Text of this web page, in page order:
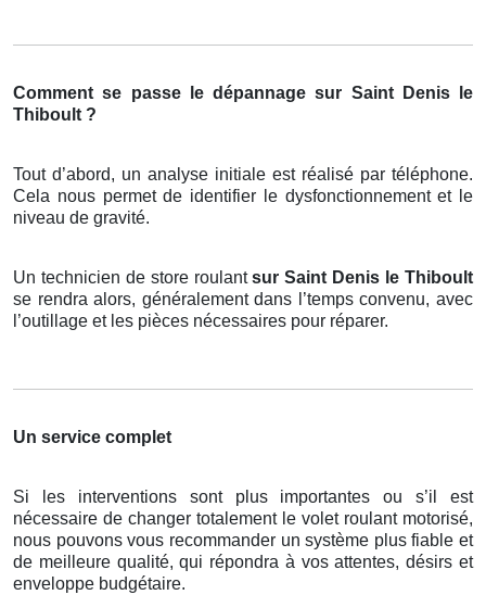
Comment se passe le dépannage sur Saint Denis le
Thiboult ?
Tout d’abord, un analyse initiale est réalisé par téléphone.
Cela nous permet de identifier le dysfonctionnement et le
niveau de gravité.
Un technicien de store roulantsur Saint Denis le Thiboult
se rendra alors, généralement dans l’temps convenu, avec
l’outillage et les pièces nécessaires pour réparer.
Un service complet
Si les interventions sont plus importantes ou s’il est
nécessaire de changer totalement le volet roulant motorisé,
nous pouvons vous recommander un système plus fiable et
de meilleure qualité, qui répondra à vos attentes, désirs et
enveloppe budgétaire.